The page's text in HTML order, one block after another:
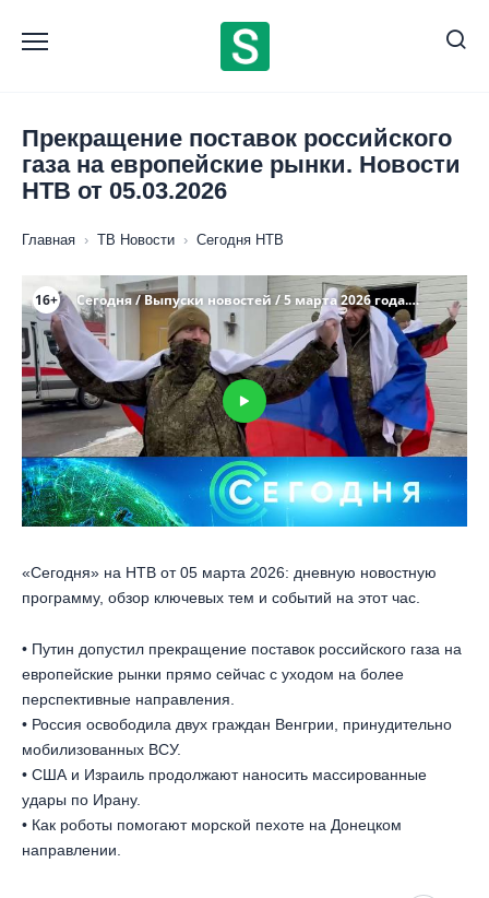
содержанию
Прекращение поставок российского
газа на европейские рынки. Новости
НТВ от 05.03.2026
Главная › ТВ Новости › Сегодня НТВ
«Сегодня» на НТВ от 05 марта 2026: дневную новостную
программу, обзор ключевых тем и событий на этот час.
• Путин допустил прекращение поставок российского газа на
европейские рынки прямо сейчас с уходом на более
перспективные направления.
• Россия освободила двух граждан Венгрии, принудительно
мобилизованных ВСУ.
• США и Израиль продолжают наносить массированные
удары по Ирану.
• Как роботы помогают морской пехоте на Донецком
направлении.